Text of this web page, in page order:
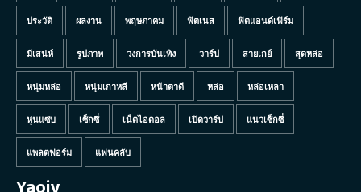
ประวัติ ผลงาน พฤษภาคม ฟิตเนส ฟิตแอนด์เฟิร์ม
มีเสน่ห์ รูปภาพ วงการบันเทิง วาร์ป สายเกย์ สุดหล่อ
หนุ่มหล่อ หนุ่มเกาหลี หน้าตาดี หล่อ หล่อเหลา
หุ่นแซ่บ เซ็กซี่ เน็ตไอดอล เปิดวาร์ป แนวเซ็กซี่
แพลตฟอร์ม แฟนคลับ
Yaoiy